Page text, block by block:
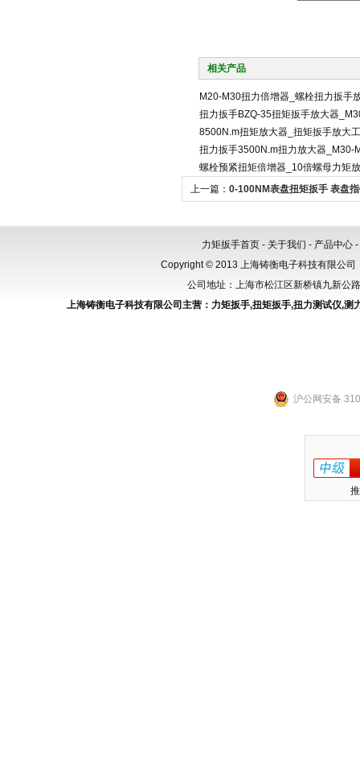
相关产品
M20-M30扭力倍增器_螺栓扭力扳手
扭力扳手BZQ-35扭矩扳手放大器
8500N.m扭矩放大器_扭矩扳手放大
扭力扳手3500N.m扭力放大器_M30-
螺栓预紧扭矩倍增器_10倍螺母力矩
上一篇： 0-100NM表盘扭矩扳手 表盘
力矩扳手首页 - 关于我们 - 产品中心 -
Copyright © 2013 上海铸衡电子科技有限公
公司地址：上海市松江区新桥镇九新
上海铸衡电子科技有限公司主营： 力矩扳手,扭矩扳手,扭力测试仪,测
沪公网安备